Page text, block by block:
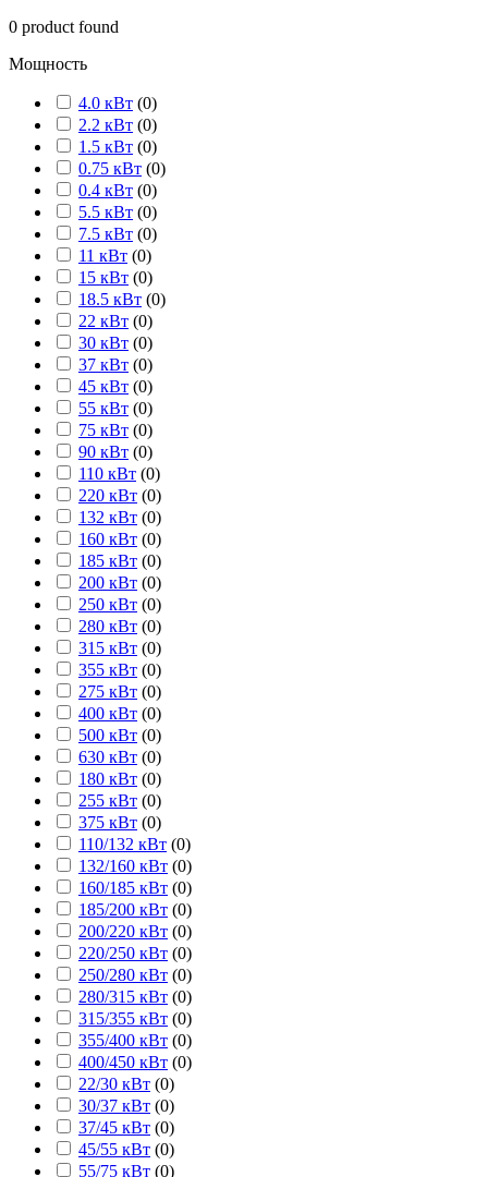
0 product found
Мощность
4.0 кВт (0)
2.2 кВт (0)
1.5 кВт (0)
0.75 кВт (0)
0.4 кВт (0)
5.5 кВт (0)
7.5 кВт (0)
11 кВт (0)
15 кВт (0)
18.5 кВт (0)
22 кВт (0)
30 кВт (0)
37 кВт (0)
45 кВт (0)
55 кВт (0)
75 кВт (0)
90 кВт (0)
110 кВт (0)
220 кВт (0)
132 кВт (0)
160 кВт (0)
185 кВт (0)
200 кВт (0)
250 кВт (0)
280 кВт (0)
315 кВт (0)
355 кВт (0)
275 кВт (0)
400 кВт (0)
500 кВт (0)
630 кВт (0)
180 кВт (0)
255 кВт (0)
375 кВт (0)
110/132 кВт (0)
132/160 кВт (0)
160/185 кВт (0)
185/200 кВт (0)
200/220 кВт (0)
220/250 кВт (0)
250/280 кВт (0)
280/315 кВт (0)
315/355 кВт (0)
355/400 кВт (0)
400/450 кВт (0)
22/30 кВт (0)
30/37 кВт (0)
37/45 кВт (0)
45/55 кВт (0)
55/75 кВт (0)